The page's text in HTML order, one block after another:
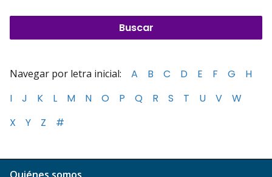
Navegar por letra inicial: A B C D E F G
H
I
J K L M N O P Q R S T U V
W
X
Y Z #